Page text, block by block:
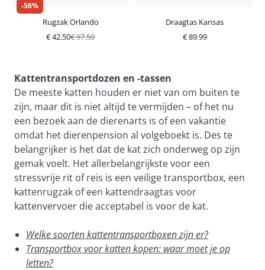
-56%
Rugzak Orlando
€42.50€97.50
Draagtas Kansas
€89.99
Kattentransportdozen en -tassen
De meeste katten houden er niet van om buiten te
zijn, maar dit is niet altijd te vermijden – of het nu
een bezoek aan de dierenarts is of een vakantie
omdat het dierenpension al volgeboekt is. Des te
belangrijker is het dat de kat zich onderweg op zijn
gemak voelt. Het allerbelangrijkste voor een
stressvrije rit of reis is een veilige transportbox, een
kattenrugzak of een kattendraagtas voor
kattenvervoer die acceptabel is voor de kat.
Welke soorten kattentransportboxen zijn er?
Transportbox voor katten kopen: waar moet je op
letten?